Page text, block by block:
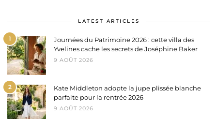
LATEST ARTICLES
1
Journées du Patrimoine 2026 : cette villa des
Yvelines cache les secrets de Joséphine Baker
9 AOÛT 2026
2
Kate Middleton adopte la jupe plissée blanche
parfaite pour la rentrée 2026
9 AOÛT 2026